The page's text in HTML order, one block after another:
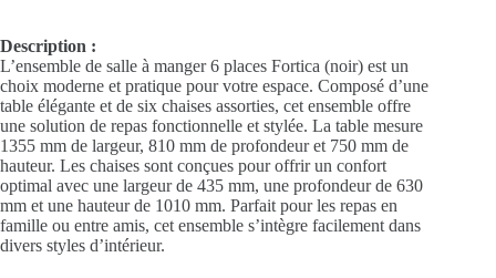
Description :
L’ensemble de salle à manger 6 places Fortica (noir) est un
choix moderne et pratique pour votre espace. Composé d’une
table élégante et de six chaises assorties, cet ensemble offre
une solution de repas fonctionnelle et stylée. La table mesure
1355 mm de largeur, 810 mm de profondeur et 750 mm de
hauteur. Les chaises sont conçues pour offrir un confort
optimal avec une largeur de 435 mm, une profondeur de 630
mm et une hauteur de 1010 mm. Parfait pour les repas en
famille ou entre amis, cet ensemble s’intègre facilement dans
divers styles d’intérieur.